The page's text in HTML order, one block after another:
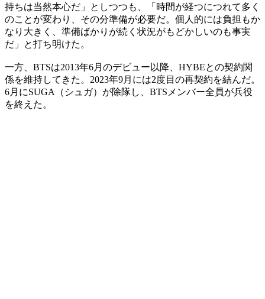
持ちは当然本心だ」としつつも、「時間が経つにつれて多く
のことが変わり、その分準備が必要だ。個人的には負担もか
なり大きく、準備ばかりが続く状況がもどかしいのも事実
だ」と打ち明けた。
一方、BTSは2013年6月のデビュー以降、HYBEとの契約関
係を維持してきた。2023年9月には2度目の再契約を結んだ。
6月にSUGA（シュガ）が除隊し、BTSメンバー全員が兵役
を終えた。